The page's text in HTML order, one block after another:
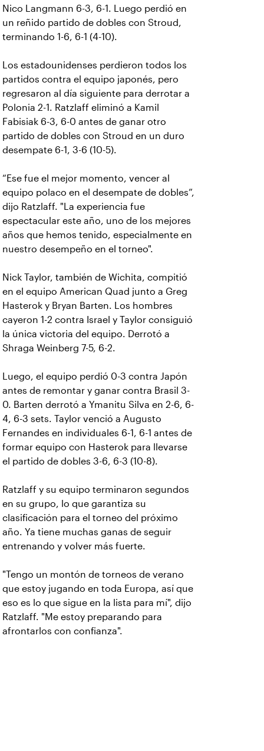
Nico Langmann 6-3, 6-1. Luego perdió en
un reñido partido de dobles con Stroud,
terminando 1-6, 6-1 (4-10).
Los estadounidenses perdieron todos los
partidos contra el equipo japonés, pero
regresaron al día siguiente para derrotar a
Polonia 2-1. Ratzlaff eliminó a Kamil
Fabisiak 6-3, 6-0 antes de ganar otro
partido de dobles con Stroud en un duro
desempate 6-1, 3-6 (10-5).
“Ese fue el mejor momento, vencer al
equipo polaco en el desempate de dobles”,
dijo Ratzlaff. "La experiencia fue
espectacular este año, uno de los mejores
años que hemos tenido, especialmente en
nuestro desempeño en el torneo".
Nick Taylor, también de Wichita, compitió
en el equipo American Quad junto a Greg
Hasterok y Bryan Barten. Los hombres
cayeron 1-2 contra Israel y Taylor consiguió
la única victoria del equipo. Derrotó a
Shraga Weinberg 7-5, 6-2.
Luego, el equipo perdió 0-3 contra Japón
antes de remontar y ganar contra Brasil 3-
0. Barten derrotó a Ymanitu Silva en 2-6, 6-
4, 6-3 sets. Taylor venció a Augusto
Fernandes en individuales 6-1, 6-1 antes de
formar equipo con Hasterok para llevarse
el partido de dobles 3-6, 6-3 (10-8).
Ratzlaff y su equipo terminaron segundos
en su grupo, lo que garantiza su
clasificación para el torneo del próximo
año. Ya tiene muchas ganas de seguir
entrenando y volver más fuerte.
"Tengo un montón de torneos de verano
que estoy jugando en toda Europa, así que
eso es lo que sigue en la lista para mí", dijo
Ratzlaff. "Me estoy preparando para
afrontarlos con confianza".